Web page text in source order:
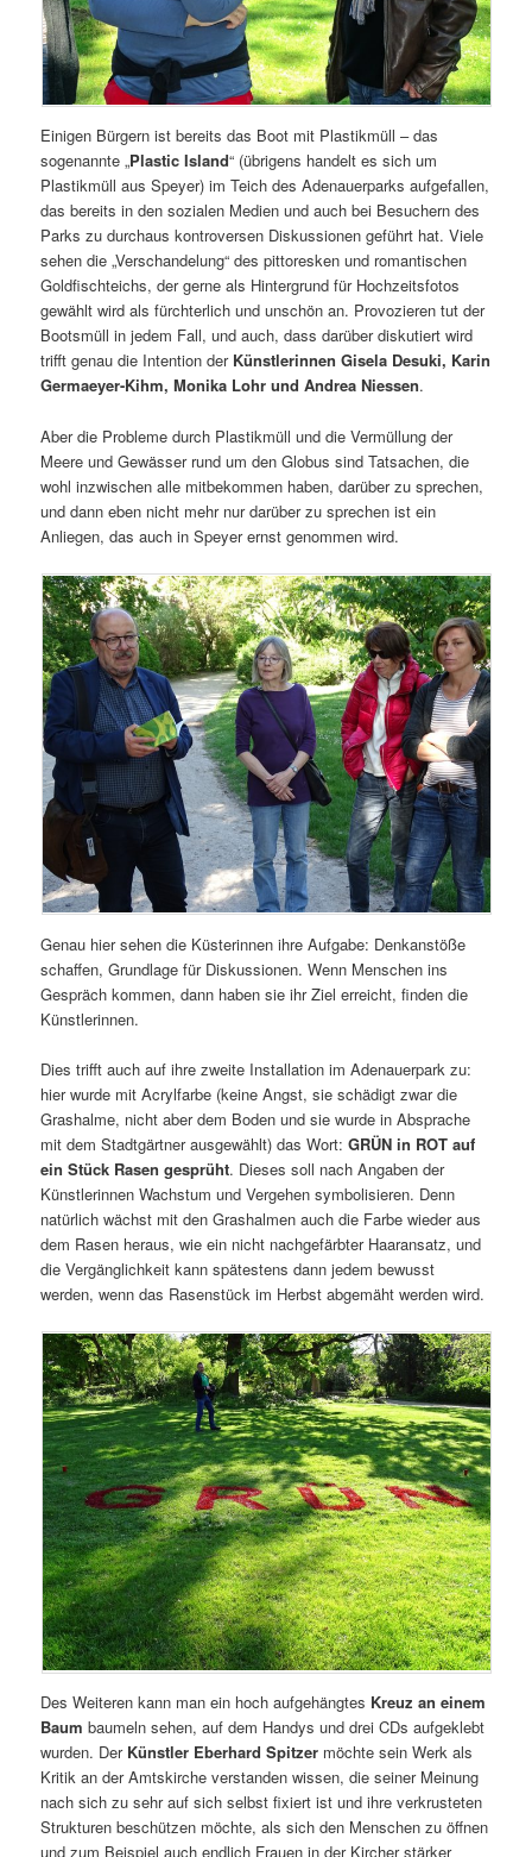
Einigen Bürgern ist bereits das Boot mit Plastikmüll – das
sogenannte „Plastic Island“ (übrigens handelt es sich um
Plastikmüll aus Speyer) im Teich des Adenauerparks aufgefallen,
das bereits in den sozialen Medien und auch bei Besuchern des
Parks zu durchaus kontroversen Diskussionen geführt hat. Viele
sehen die „Verschandelung“ des pittoresken und romantischen
Goldfischteichs, der gerne als Hintergrund für Hochzeitsfotos
gewählt wird als fürchterlich und unschön an. Provozieren tut der
Bootsmüll in jedem Fall, und auch, dass darüber diskutiert wird
trifft genau die Intention der Künstlerinnen Gisela Desuki, Karin
Germaeyer-Kihm, Monika Lohr und Andrea Niessen.
Aber die Probleme durch Plastikmüll und die Vermüllung der
Meere und Gewässer rund um den Globus sind Tatsachen, die
wohl inzwischen alle mitbekommen haben, darüber zu sprechen,
und dann eben nicht mehr nur darüber zu sprechen ist ein
Anliegen, das auch in Speyer ernst genommen wird.
Genau hier sehen die Küsterinnen ihre Aufgabe: Denkanstöße
schaffen, Grundlage für Diskussionen. Wenn Menschen ins
Gespräch kommen, dann haben sie ihr Ziel erreicht, finden die
Künstlerinnen.
Dies trifft auch auf ihre zweite Installation im Adenauerpark zu:
hier wurde mit Acrylfarbe (keine Angst, sie schädigt zwar die
Grashalme, nicht aber dem Boden und sie wurde in Absprache
mit dem Stadtgärtner ausgewählt) das Wort:GRÜN in ROT auf
ein Stück Rasen gesprüht. Dieses soll nach Angaben der
Künstlerinnen Wachstum und Vergehen symbolisieren. Denn
natürlich wächst mit den Grashalmen auch die Farbe wieder aus
dem Rasen heraus, wie ein nicht nachgefärbter Haaransatz, und
die Vergänglichkeit kann spätestens dann jedem bewusst
werden, wenn das Rasenstück im Herbst abgemäht werden wird.
Des Weiteren kann man ein hoch aufgehängtes Kreuz an einem
Baum baumeln sehen, auf dem Handys und drei CDs aufgeklebt
wurden. Der Künstler Eberhard Spitzer möchte sein Werk als
Kritik an der Amtskirche verstanden wissen, die seiner Meinung
nach sich zu sehr auf sich selbst fixiert ist und ihre verkrusteten
Strukturen beschützen möchte, als sich den Menschen zu öffnen
und zum Beispiel auch endlich Frauen in der Kircher stärker